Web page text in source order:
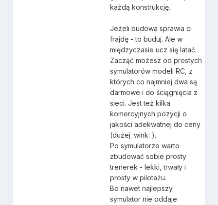
każdą konstrukcję.
Jeżeli budowa sprawia ci
frajdę - to buduj. Ale w
międzyczasie ucz się latać.
Zacząć możesz od prostych
symulatorów modeli RC, z
których co najmniej dwa są
darmowe i do ściągnięcia z
sieci. Jest też kilka
komercyjnych pozycji o
jakości adekwatnej do ceny
(dużej :wink: ).
Po symulatorze warto
zbudować sobie prosty
trenerek - lekki, trwały i
prosty w pilotażu.
Bo nawet najlepszy
symulator nie oddaje